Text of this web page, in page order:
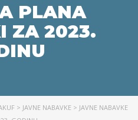
PLANA
ZA 2023.
> JAVNE NABAVKE > JAVNE NABAVKE